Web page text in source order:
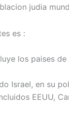
judia
es :
los paises
Israel, en su
EEUU,